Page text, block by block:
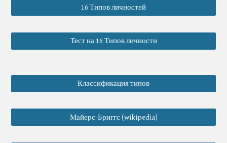
16 Типов личностей
Тест на 16 Типов личности
Классификация типов
Майерс-Бриггс (wikipedia)